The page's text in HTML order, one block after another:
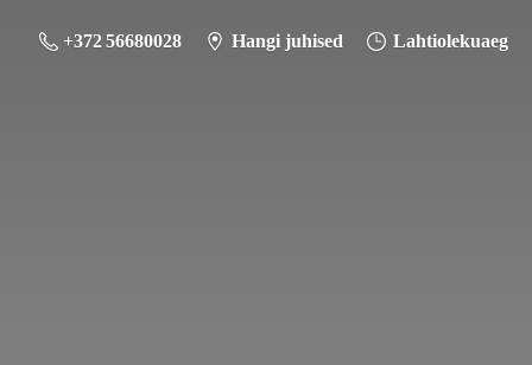
+372 56680028 Hangi juhised Lahtiolekuaeg